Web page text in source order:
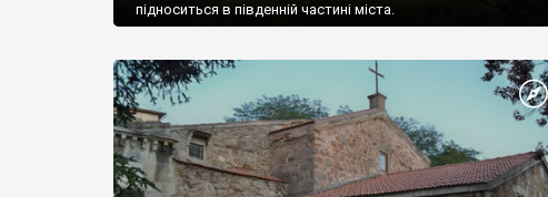
підноситься в південній частині міста.